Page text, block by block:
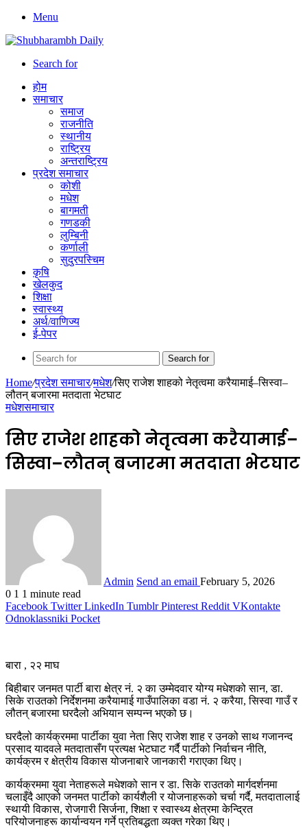
Menu
Search for
होम
समाचार
समाज
राजनीति
स्थानीय
राष्ट्रिय
अन्तराष्ट्रिय
प्रदेश समाचार
कोशी
मधेश
बागमती
गणडकी
लुम्बिनी
कर्णाली
सुदुरपस्चिम
कृषि
खेलकुद
शिक्षा
स्वास्थ्य
अर्थ/वाणिज्य
ई-पेपर
Search for
Home/प्रदेश समाचार/मधेश/सिए राजेश शाहको नेतृत्वमा करैयामाई–सिस्वा–
लौतन् बजारमा मतदाता भेटघाट
मधेशसमाचार
सिए राजेश शाहको नेतृत्वमा करैयामाई–
सिस्वा–लौतन् बजारमा मतदाता भेटघाट
Admin Send an email February 5, 2026
0 1 1 minute read
Facebook Twitter LinkedIn Tumblr Pinterest Reddit VKontakte
Odnoklassniki Pocket
बारा , २२ माघ
बिहीबार जनमत पार्टी बारा क्षेत्र नं. २ का उम्मेदवार योग्य मधेशको सान, डा.
सिके राउतको निर्देशनमा करैयामाई गाउँपालिका वडा नं. २ करैया, सिस्वा गाउँ र
लौतन् बजारमा घरदैलो अभियान सम्पन्न भएको छ।
घरदैलो कार्यक्रममा पार्टीका युवा नेता सिए राजेश शाह र उनको साथ गजानन्द
प्रसाद यादवले मतदातासँग प्रत्यक्ष भेटघाट गर्दै पार्टीको निर्वाचन नीति,
कार्यक्रम र क्षेत्रीय विकास योजनाबारे जानकारी गराएका थिए।
कार्यक्रममा युवा नेताहरूले मधेशको सान र डा. सिके राउतको मार्गदर्शनमा
चलाइँदै आएको जनमत पार्टीको कार्यशैली र योजनाहरूको चर्चा गर्दै, मतदातालाई
स्थायी विकास, रोजगारी सिर्जना, शिक्षा र स्वास्थ्य क्षेत्रमा केन्द्रित
परियोजनाहरू कार्यान्वयन गर्ने प्रतिबद्धता व्यक्त गरेका थिए।